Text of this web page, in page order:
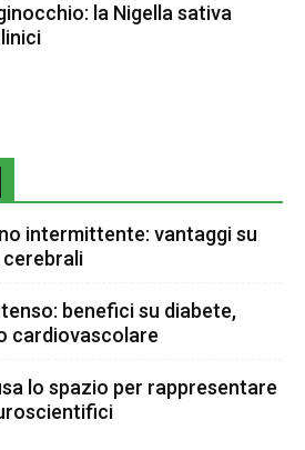
la Nigella sativa
intermittente: vantaggi su
benefici su diabete,
cardiovascolare
lo spazio per rappresentare